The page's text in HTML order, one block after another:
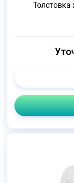
Толстовка